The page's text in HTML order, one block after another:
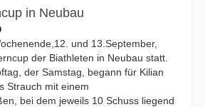
in Neubau
und 13.September,
der Biathleten in Neubau statt.
der Samstag, begann für Kilian
Strauch mit einem
bei dem jeweils 10 Schuss liegend